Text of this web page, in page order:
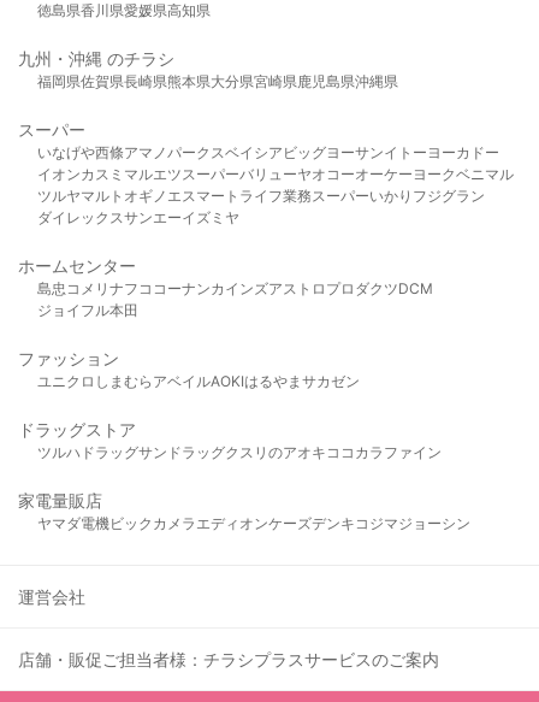
徳島県香川県愛媛県高知県
九州・沖縄 のチラシ
福岡県佐賀県長崎県熊本県大分県宮崎県鹿児島県沖縄県
スーパー
いなげや西條アマノパークスベイシア ビッグヨーサンイトーヨーカドー
イオンカスミ マルエツスーパーバリューヤオコーオーケー ヨークベニマル
ツルヤマルト オギノ エスマート ライフ業務スーパーいかり フジグラン
ダイレックスサンエーイズミヤ
ホームセンター
島忠 コメリ ナフコ コーナンカインズアストロプロダクツDCM
ジョイフル本田
ファッション
ユニクロ しまむら アベイルAOKIはるやま サカゼン
ドラッグストア
ツルハドラッグサンドラッグクスリのアオキ ココカラファイン
家電量販店
ヤマダ電機ビックカメラ エディオンケーズデンキ コジマジョーシン
運営会社
店舗・販促ご担当者様：チラシプラスサービスのご案内